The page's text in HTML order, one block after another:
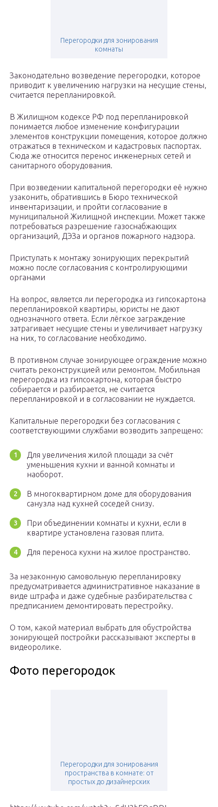
Перегородки для зонирования
комнаты
Законодательно возведение перегородки, которое
приводит к увеличению нагрузки на несущие стены,
считается перепланировкой.
В Жилищном кодексе РФ под перепланировкой
понимается любое изменение конфигурации
элементов конструкции помещения, которое должно
отражаться в техническом и кадастровых паспортах.
Сюда же относится перенос инженерных сетей и
санитарного оборудования.
При возведении капитальной перегородки её нужно
узаконить, обратившись в Бюро технической
инвентаризации, и пройти согласование в
муниципальной Жилищной инспекции. Может также
потребоваться разрешение газоснабжающих
организаций, ДЭЗа и органов пожарного надзора.
Приступать к монтажу зонирующих перекрытий
можно после согласования с контролирующими
органами
На вопрос, является ли перегородка из гипсокартона
перепланировкой квартиры, юристы не дают
однозначного ответа. Если лёгкое заграждение
затрагивает несущие стены и увеличивает нагрузку
на них, то согласование необходимо.
В противном случае зонирующее ограждение можно
считать реконструкцией или ремонтом. Мобильная
перегородка из гипсокартона, которая быстро
собирается и разбирается, не считается
перепланировкой и в согласовании не нуждается.
Капитальные перегородки без согласования с
соответствующими службами возводить запрещено:
Для увеличения жилой площади за счёт
уменьшения кухни и ванной комнаты и
наоборот.
В многоквартирном доме для оборудования
санузла над кухней соседей снизу.
При объединении комнаты и кухни, если в
квартире установлена газовая плита.
Для переноса кухни на жилое пространство.
За незаконную самовольную перепланировку
предусматривается административное наказание в
виде штрафа и даже судебные разбирательства с
предписанием демонтировать перестройку.
О том, какой материал выбрать для обустройства
зонирующей постройки рассказывают эксперты в
видеоролике.
Фото перегородок
Перегородки для зонирования
пространства в комнате: от
простых до дизайнерских